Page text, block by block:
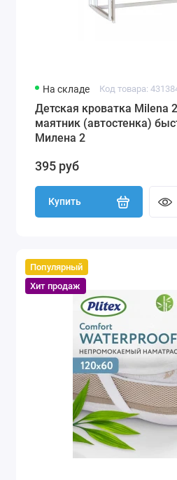
На складе Код товара:
Детская кроватка Milena
маятник (автостенка)
Милена 2
395 руб
Купить
Популярный
Хит продаж